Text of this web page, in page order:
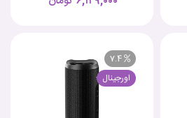
7.4
اورجینال